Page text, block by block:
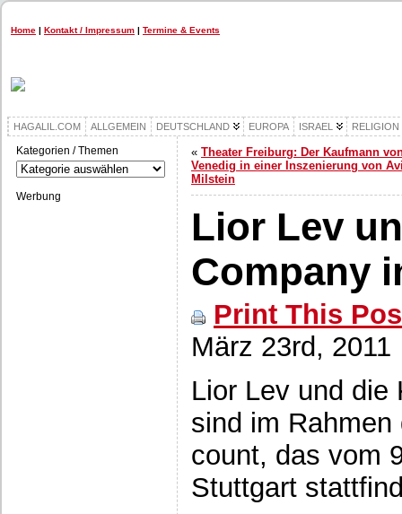
Home | Kontakt / Impressum | Termine & Events
HAGALIL.COM ALLGEMEIN DEUTSCHLAND EUROPA ISRAEL RELIGION
Kategorien / Themen
Kategorien
/
Themen
Werbung
« Theater Freiburg: Der Kaufmann
Venedig in einer Inszenierung von
Milstein
Lior Lev
Company
Print This
März 23rd, 2011
Lior Lev und die
sind im
count, das vom
Stuttgart